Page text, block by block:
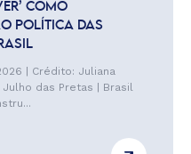
COMO
POLÍTICA DAS
| Crédito: Juliana
das Pretas | Brasil